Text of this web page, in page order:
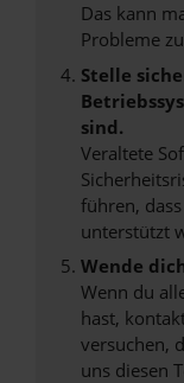
Das kann
Probleme
Stelle
sind.
Veraltete
führen,
unterstützt
Wende
Wenn du
hast,
versuchen,
uns diesen